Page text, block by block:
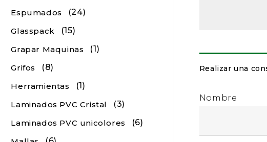
Espumados
(24)
Glasspack
(15)
Grapar Maquinas
(1)
Grifos
(8)
Herramientas
(1)
Laminados PVC Cristal
(3)
Laminados PVC unicolores
(6)
Realizar una
Nombre